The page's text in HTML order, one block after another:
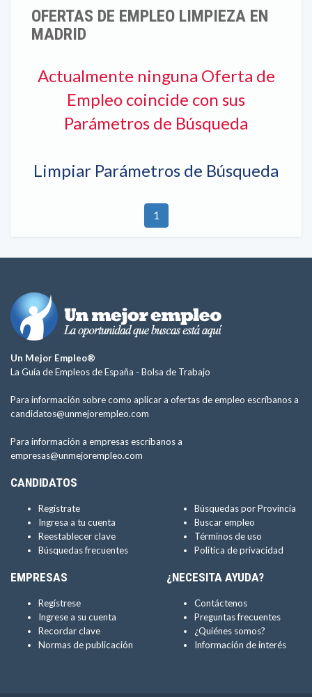
OFERTAS DE EMPLEO LIMPIEZA EN
MADRID
Actualmente ninguna Oferta de
Empleo coincide con sus
Parámetros de Búsqueda
Limpiar Parámetros de Búsqueda
1
Un Mejor Empleo®
La Guía de Empleos de España - Bolsa de Trabajo
Para información sobre como aplicar a ofertas de empleo escríbanos a
candidatos@unmejorempleo.com
Para información a empresas escríbanos a
empresas@unmejorempleo.com
CANDIDATOS
Regístrate
Ingresa a tu cuenta
Reestablecer clave
Búsquedas frecuentes
Búsquedas por Provincia
Buscar empleo
Términos de uso
Política de privacidad
EMPRESAS
Regístrese
Ingrese a su cuenta
Recordar clave
Normas de publicación
¿NECESITA AYUDA?
Contáctenos
Preguntas frecuentes
¿Quiénes somos?
Información de interés